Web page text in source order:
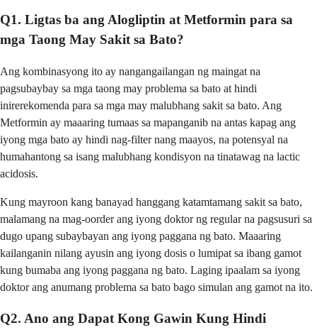
Q1. Ligtas ba ang Alogliptin at Metformin para sa
mga Taong May Sakit sa Bato?
Ang kombinasyong ito ay nangangailangan ng maingat na
pagsubaybay sa mga taong may problema sa bato at hindi
inirerekomenda para sa mga may malubhang sakit sa bato. Ang
Metformin ay maaaring tumaas sa mapanganib na antas kapag ang
iyong mga bato ay hindi nag-filter nang maayos, na potensyal na
humahantong sa isang malubhang kondisyon na tinatawag na lactic
acidosis.
Kung mayroon kang banayad hanggang katamtamang sakit sa bato,
malamang na mag-oorder ang iyong doktor ng regular na pagsusuri sa
dugo upang subaybayan ang iyong paggana ng bato. Maaaring
kailanganin nilang ayusin ang iyong dosis o lumipat sa ibang gamot
kung bumaba ang iyong paggana ng bato. Laging ipaalam sa iyong
doktor ang anumang problema sa bato bago simulan ang gamot na ito.
Q2. Ano ang Dapat Kong Gawin Kung Hindi